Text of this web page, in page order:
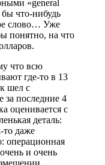
«general
что-нибудь
слово… Уже
понятно, на что
что всю
где-то в 13
шел с
за последние 4
оценивается с
деталь:
то даже
операционная
и очень